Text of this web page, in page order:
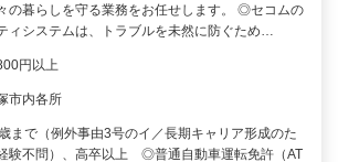
の暮らしを守る業務をお任せします。 ◎セコムの
ィシステムは、トラブルを未然に防ぐため…
円以上
市内各所
まで（例外事由3号のイ／長期キャリア形成のた
験不問）、高卒以上 ◎普通自動車運転免許（AT